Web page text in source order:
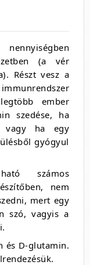
(a vér
Részt vesz a
ember
szedése, ha
vagy ha egy
gyógyul
számos
nem
mert egy
szó, vagyis a
és D-glutamin.